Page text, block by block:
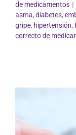
de medicamentos |
asma, diabetes,
gripe, hipertensión,
correcto de